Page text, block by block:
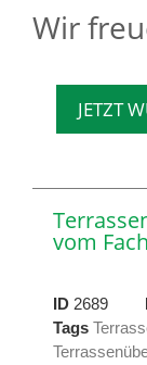
Wir
JETZT
vom
ID 2689
Tags